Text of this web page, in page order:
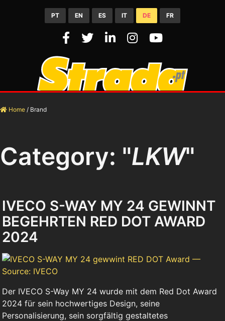
PT EN ES IT DE FR
Home / Brand
Category: "LKW"
IVECO S-WAY MY 24 GEWINNT
BEGEHRTEN RED DOT AWARD
2024
Der IVECO S-Way MY 24 wurde mit dem Red Dot Award
2024 für sein hochwertiges Design, seine
Personalisierung, sein sorgfältig gestaltetes